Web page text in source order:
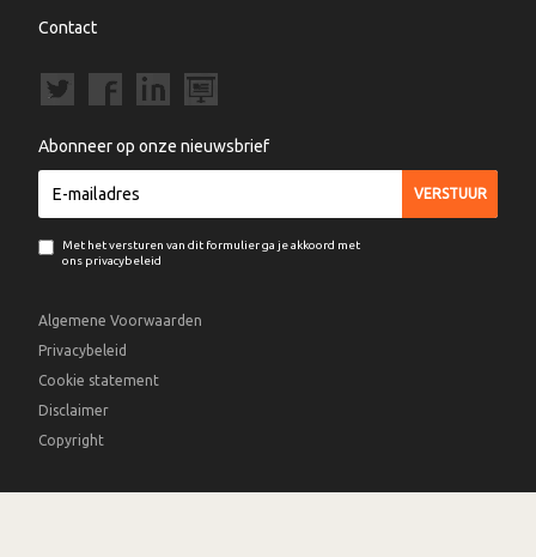
Contact
Abonneer op onze nieuwsbrief
Met het versturen van dit formulier ga je akkoord met
ons privacybeleid
Algemene Voorwaarden
Privacybeleid
Cookie statement
Disclaimer
Copyright